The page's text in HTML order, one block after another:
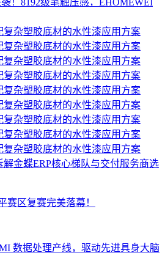
杂塑胶底材的水性漆应用方案
杂塑胶底材的水性漆应用方案
杂塑胶底材的水性漆应用方案
杂塑胶底材的水性漆应用方案
杂塑胶底材的水性漆应用方案
杂塑胶底材的水性漆应用方案
杂塑胶底材的水性漆应用方案
杂塑胶底材的水性漆应用方案
杂塑胶底材的水性漆应用方案
解金蝶ERP核心梯队与交付服务商选
赛区复赛完美落幕！
数据处理产线，驱动先进具身大脑